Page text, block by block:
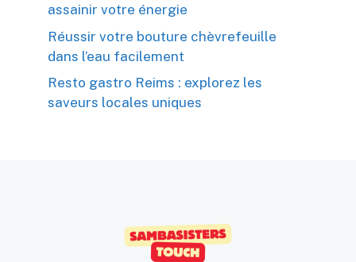
assainir votre énergie
Réussir votre bouture chèvrefeuille
dans l’eau facilement
Resto gastro Reims : explorez les
saveurs locales uniques